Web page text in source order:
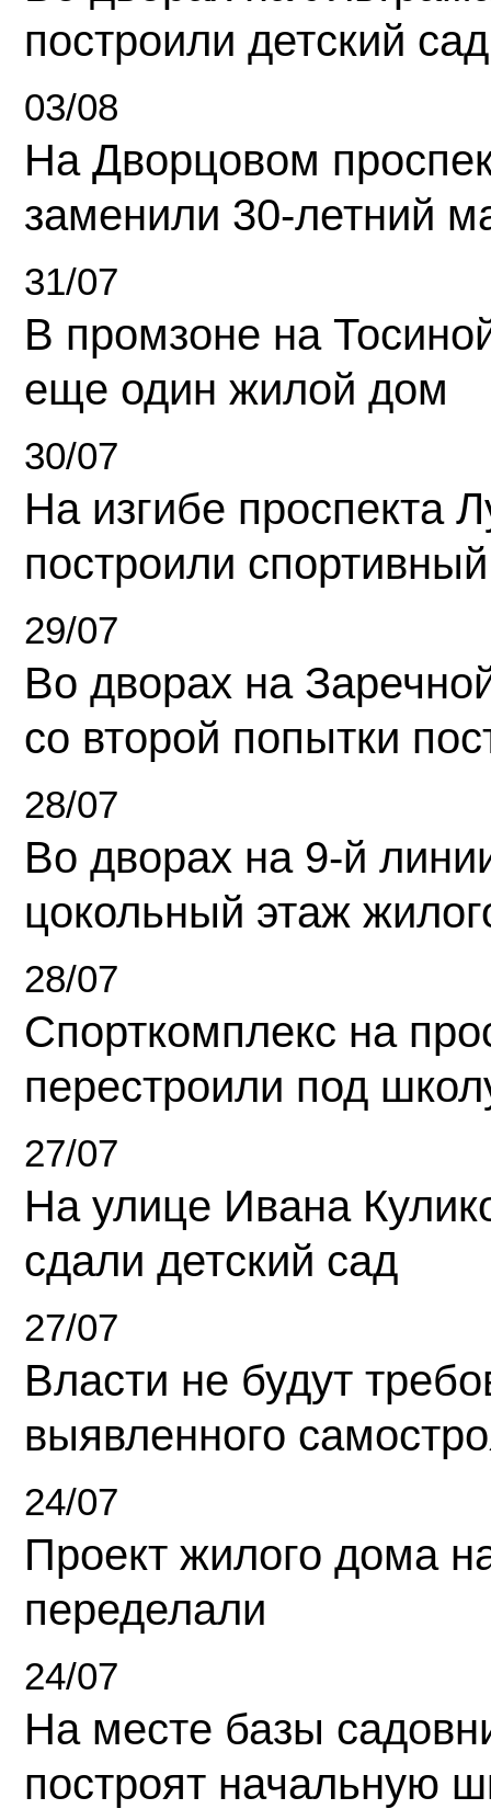
построили детский сад
03/08
На Дворцовом
заменили 30-летний
31/07
В промзоне на
еще один жилой дом
30/07
На изгибе проспекта
построили
29/07
Во дворах на
со второй попытки
28/07
Во дворах на 9-й
цокольный этаж
28/07
Спорткомплекс на
перестроили под
27/07
На улице Ивана
сдали детский сад
27/07
Власти не будут
выявленного
24/07
Проект жилого дома
переделали
24/07
На месте базы
построят начальную